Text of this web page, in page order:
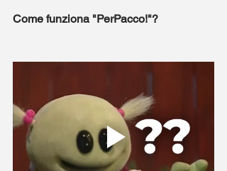
Come funziona "PerPacco!"?